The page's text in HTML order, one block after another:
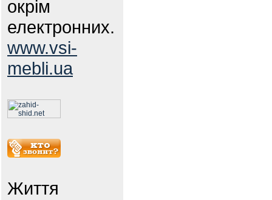
окрім
електронних.
www.vsi-
mebli.ua
Життя